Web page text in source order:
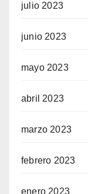
julio 2023
junio 2023
mayo 2023
abril 2023
marzo 2023
febrero 2023
enero 2023